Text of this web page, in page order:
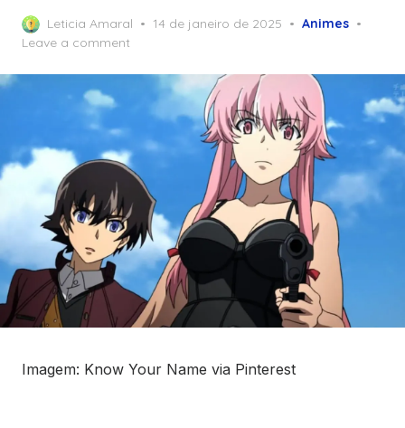
Leticia Amaral
Posted
14 de janeiro de 2025
Animes
Leave a comment
Imagem: Know Your Name via Pinterest